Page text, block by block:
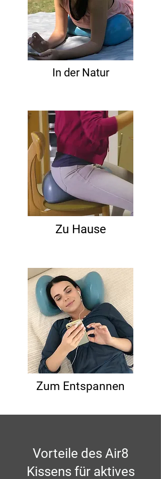
In der Natur
Zu Hause
Zum Entspannen
Vorteile des Air8
Kissens für aktives